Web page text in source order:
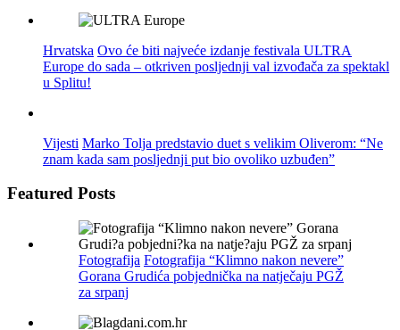
Hrvatska Ovo će biti najveće izdanje festivala ULTRA
Europe do sada – otkriven posljednji val izvođača za spektakl
u Splitu!
Vijesti Marko Tolja predstavio duet s velikim Oliverom: “Ne
znam kada sam posljednji put bio ovoliko uzbuđen”
Featured Posts
Fotografija Fotografija “Klimno nakon nevere”
Gorana Grudića pobjednička na natječaju PGŽ
za srpanj